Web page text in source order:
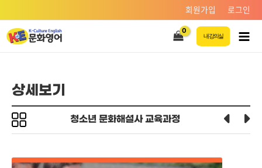
건너뛰기
회원가입 로그인
내 강의실
상세보기
청소년 문화해설사 교육과정